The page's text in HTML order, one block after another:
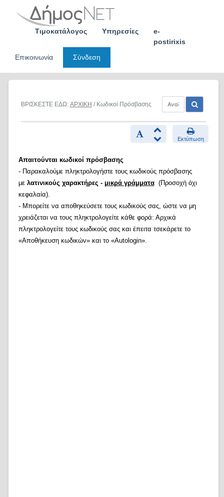
Τιμοκατάλογος Υπηρεσίες
e-
postirixis
Επικοινωνία
Σύνδεση
ΒΡΙΣΚΕΣΤΕ ΕΔΩ: ΑΡΧΙΚΗ / Κωδικοί Πρόσβασης
Εκτύπωση
Απαιτούνται κωδικοί πρόσβασης
- Παρακαλούμε πληκτρολογήστε τους κωδικούς πρόσβασης
με λατινικούς χαρακτήρες - μικρά γράμματα(Προσοχή όχι
κεφαλαία).
- Μπορείτε να αποθηκεύσετε τους κωδικούς σας, ώστε να μη
χρειάζεται να τους πληκτρολογείτε κάθε φορά: Αρχικά
πληκτρολογείτε τους κωδικούς σας και έπειτα τσεκάρετε το
«Αποθήκευση κωδικών» και το «Autologin».